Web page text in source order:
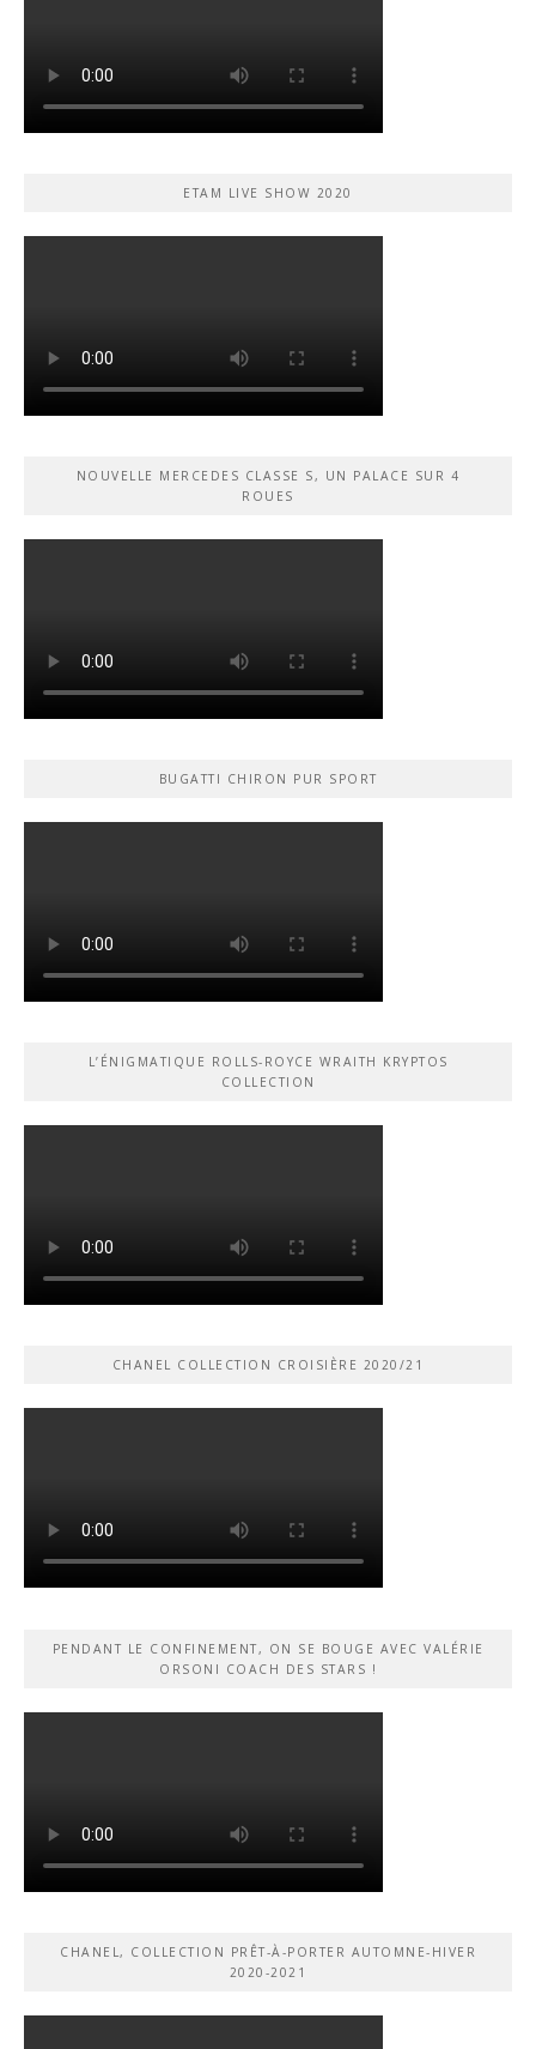
ETAM LIVE SHOW 2020
NOUVELLE MERCEDES CLASSE S, UN PALACE SUR 4
ROUES
BUGATTI CHIRON PUR SPORT
L’ÉNIGMATIQUE ROLLS-ROYCE WRAITH KRYPTOS
COLLECTION
CHANEL COLLECTION CROISIÈRE 2020/21
PENDANT LE CONFINEMENT, ON SE BOUGE AVEC VALÉRIE
ORSONI COACH DES STARS !
CHANEL, COLLECTION PRÊT-À-PORTER AUTOMNE-HIVER
2020-2021